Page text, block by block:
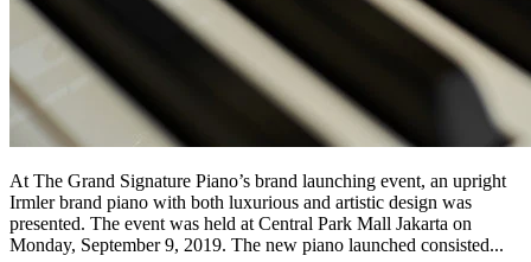
At The Grand Signature Piano’s brand launching event, an upright
Irmler brand piano with both luxurious and artistic design was
presented. The event was held at Central Park Mall Jakarta on
Monday, September 9, 2019. The new piano launched consisted...